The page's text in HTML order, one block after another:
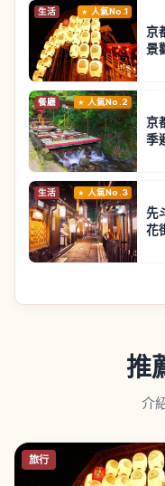
生活 人氣No.1
京
景
餐廳 人氣No.2
京
季
生活 人氣No.3
先
花
推
介
旅行